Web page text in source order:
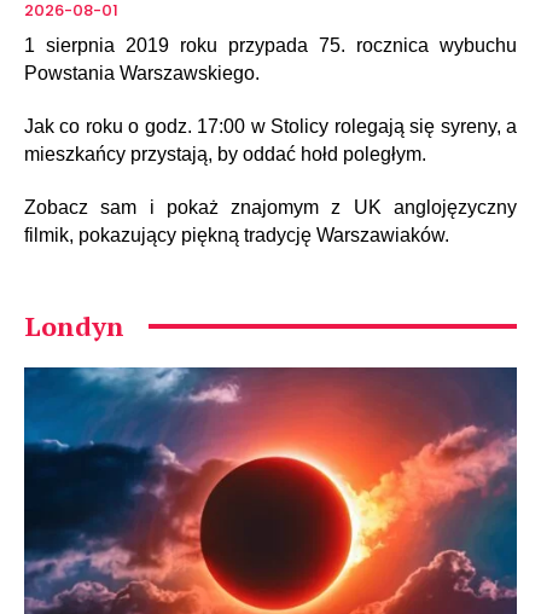
2026-08-01
1 sierpnia 2019 roku przypada 75. rocznica wybuchu
Powstania Warszawskiego.
Jak co roku o godz. 17:00 w Stolicy rolegają się syreny, a
mieszkańcy przystają, by oddać hołd poległym.
Zobacz sam i pokaż znajomym z UK anglojęzyczny
filmik, pokazujący piękną tradycję Warszawiaków.
Londyn